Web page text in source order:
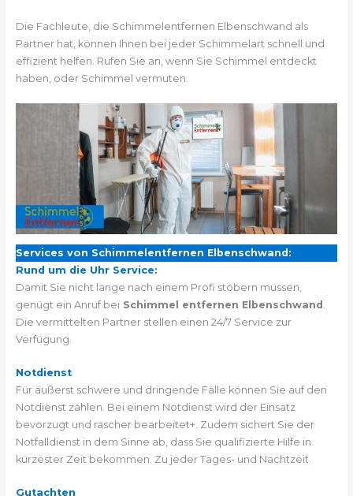
Die Fachleute, die Schimmelentfernen Elbenschwand als
Partner hat, können Ihnen bei jeder Schimmelart schnell und
effizient helfen. Rufen Sie an, wenn Sie Schimmel entdeckt
haben, oder Schimmel vermuten.
Services von Schimmelentfernen Elbenschwand:
Rund um die Uhr Service:
Damit Sie nicht lange nach einem Profi stöbern müssen,
genügt ein Anruf bei Schimmel entfernen Elbenschwand
Die vermittelten Partner stellen einen 24/7 Service zur
Verfügung.
Notdienst
Für äußerst schwere und dringende Fälle können Sie auf den
Notdienst zählen. Bei einem Notdienst wird der Einsatz
bevorzugt und rascher bearbeitet+. Zudem sichert Sie der
Notfalldienst in dem Sinne ab, dass Sie qualifizierte Hilfe in
kürzester Zeit bekommen. Zu jeder Tages- und Nachtzeit.
Gutachten